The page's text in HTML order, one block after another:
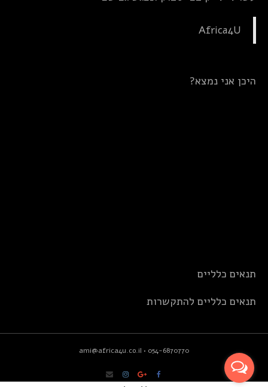
Africa4U
היכן אני נמצא?
תנאים כלליים
תנאים כלליים להתקשרות
054-6870770
•
ami@africa4u.co.il